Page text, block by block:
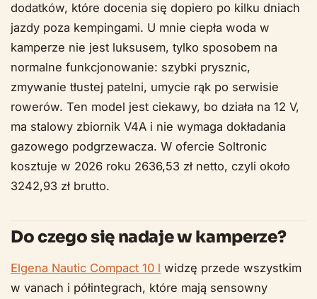
dodatków, które docenia się dopiero po kilku dniach
jazdy poza kempingami. U mnie ciepła woda w
kamperze nie jest luksusem, tylko sposobem na
normalne funkcjonowanie: szybki prysznic,
zmywanie tłustej patelni, umycie rąk po serwisie
rowerów. Ten model jest ciekawy, bo działa na 12 V,
ma stalowy zbiornik V4A i nie wymaga dokładania
gazowego podgrzewacza. W ofercie Soltronic
kosztuje w 2026 roku 2636,53 zł netto, czyli około
3242,93 zł brutto.
Do czego się nadaje w kamperze?
Elgena Nautic Compact 10 l widzę przede wszystkim
w vanach i półintegrach, które mają sensowny